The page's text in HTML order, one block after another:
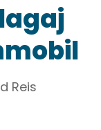
Reis